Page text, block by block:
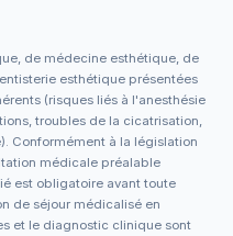
de médecine esthétique, de
esthétique présentées
(risques liés à l'anesthésie
troubles de la cicatrisation,
Conformément à la législation
médicale préalable
est obligatoire avant toute
de séjour médicalisé en
et le diagnostic clinique sont